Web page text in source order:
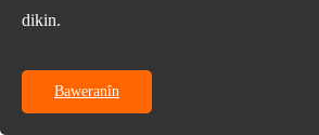
Thei pêkhatên dîskê-celebê ...
dikin.
Baweranîn